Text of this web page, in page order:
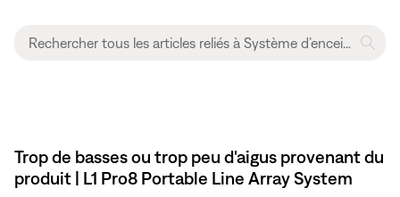
Trop de basses ou trop peu d'aigus provenant du
produit | L1 Pro8 Portable Line Array System